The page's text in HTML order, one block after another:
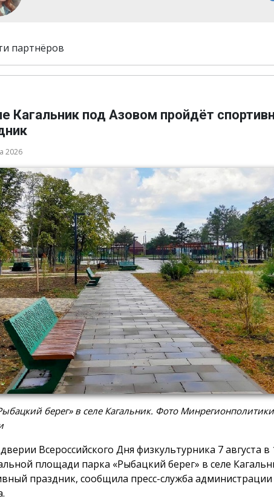
партнёров
Кагальник под Азовом пройдёт
2026
берег» в селе Кагальник. Фото
Всероссийского Дня физкультурника 7 августа в
площади парка «Рыбацкий берег» в селе
праздник, сообщила пресс-служба администрации